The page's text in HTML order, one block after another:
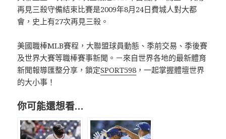
再見三殺守備結束比賽是2009年8月24日費城人對大都
會，史上有27次再見三殺。
美國職棒MLB賽程，大聯盟球員動態、季前交易、季後賽
及世界大賽等職棒賽事新聞。－來自世界各地的最新體育
新聞報導匯整分享，鎖定SPORT598 ，一起掌握體壇世界
的大小事！
你可能還想看…